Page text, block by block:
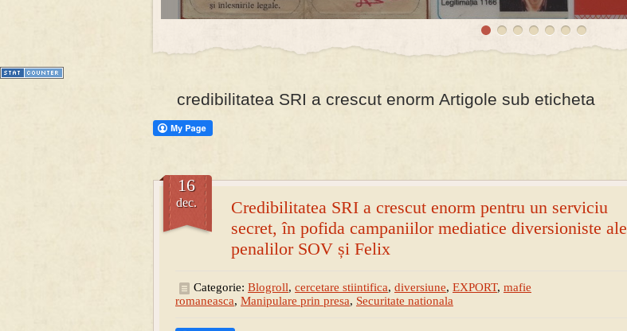
credibilitatea SRI a crescut enorm Artigole sub eticheta
Credibilitatea SRI a crescut enorm pentru un serviciu
secret, în pofida campaniilor mediatice diversioniste ale
penalilor SOV și Felix
16
dec.
Categorie: Blogroll, cercetare stiintifica, diversiune, EXPORT, mafie
romaneasca, Manipulare prin presa, Securitate nationala